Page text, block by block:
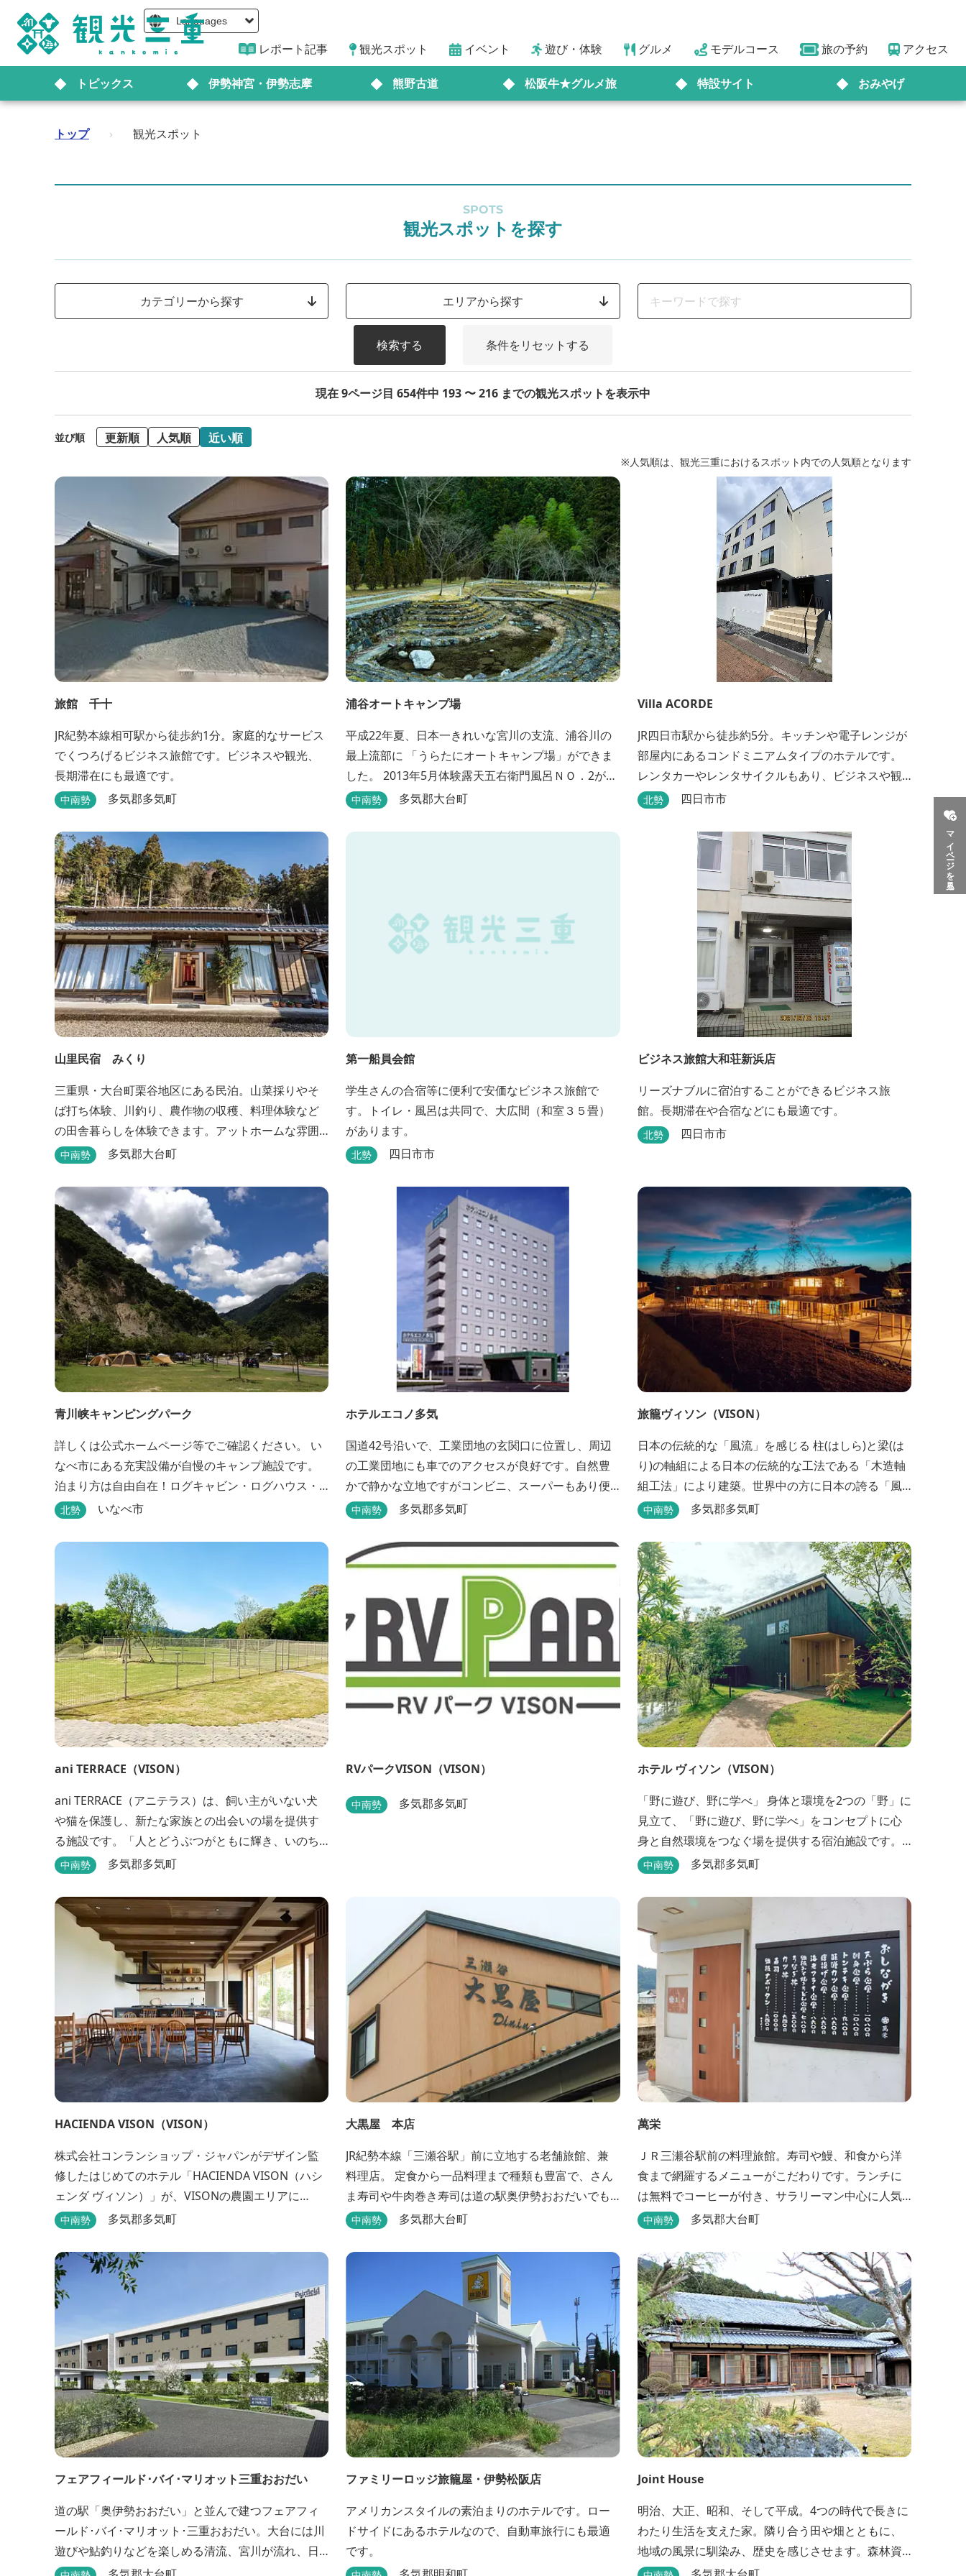
Languages
レポート記事 観光スポット イベント 遊び・体験 グルメ モデルコース 旅の予約 アクセス
トピックス 伊勢神宮・伊勢志摩 熊野古道 松阪牛★グルメ旅 特設サイト おみやげ
マイページを見る
トップ › 観光スポット
SPOTS
観光スポットを探す
カテゴリーから探す エリアから探す
検索する 条件をリセットする
現在 9ページ目 654件中 193 〜 216 までの観光スポットを表示中
並び順 更新順 人気順 近い順
※人気順は、観光三重におけるスポット内での人気順となります
旅館 千十
JR紀勢本線相可駅から徒歩約1分。家庭的なサービス
でくつろげるビジネス旅館です。ビジネスや観光、
長期滞在にも最適です。
中南勢 多気郡多気町
浦谷オートキャンプ場
平成22年夏、日本一きれいな宮川の支流、浦谷川の
最上流部に 「うらたにオートキャンプ場」ができま
した。 2013年5月体験露天五右衛門風呂ＮＯ．2が完
成しました。親子4人が入れる大きさです。中には腰
ます。ひのきの香り漂う特製五右衛門風呂を自分で
中南勢 多気郡大台町
Villa ACORDE
JR四日市駅から徒歩約5分。キッチンや電子レンジが
部屋内にあるコンドミニアムタイプのホテルです。
レンタカーやレンタサイクルもあり、ビジネスや観
光にも最適です。
北勢 四日市市
山里民宿 みくり
三重県・大台町栗谷地区にある民泊。山菜採りやそ
ば打ち体験、川釣り、農作物の収穫、料理体験など
の田舎暮らしを体験できます。アットホームな雰囲
気が大好評。 ビオトープや、五右衛門風呂も楽しめ
っ暗。都会には無い闇の中を飛び交うヒメホタル・
ヘイケボタルを観賞したり、星空を眺めたり・・・
初夏の早朝には「アカショウビン」の美しい声を聞
く事ができた...
中南勢 多気郡大台町
第一船員会館
学生さんの合宿等に便利で安価なビジネス旅館で
す。トイレ・風呂は共同で、大広間（和室３５畳）
があります。
北勢 四日市市
ビジネス旅館大和荘新浜店
リーズナブルに宿泊することができるビジネス旅
館。長期滞在や合宿などにも最適です。
北勢 四日市市
青川峡キャンピングパーク
詳しくは公式ホームページ等でご確認ください。 い
なべ市にある充実設備が自慢のキャンプ施設です。
泊まり方は自由自在！ログキャビン・ログハウス・
コテージ・テントなど自由なキャンプスタイルが楽
で、雨や風の日も快適にバーベキューをお楽しみい
ただけます。日帰り利用、団体利用可能。 青少年向
けの屋外キャンプ施設、かもしかキャンプフィール
ドもございま...
北勢 いなべ市
ホテルエコノ多気
国道42号沿いで、工業団地の玄関口に位置し、周辺
の工業団地にも車でのアクセスが良好です。自然豊
かで静かな立地ですがコンビニ、スーパーもあり便
利にご利用できます。無料朝食(セルフサービス)、大
中南勢 多気郡多気町
旅籠ヴィソン（VISON）
日本の伝統的な「風流」を感じる 柱(はしら)と梁(は
り)の軸組による日本の伝統的な工法である「木造軸
組工法」により建築。世界中の方に日本の誇る「風
流」を体験して頂けるよう窓際など細かいディテー
階に入居するテナントプロデュースにより洗練され
た世界観を各客室でお楽しみいただけ...
中南勢 多気郡多気町
ani TERRACE（VISON）
ani TERRACE（アニテラス）は、飼い主がいない犬
や猫を保護し、新たな家族との出会いの場を提供す
る施設です。「人とどうぶつがともに輝き、いのち
を照らす」をコンセプトに、ペット保険事業を行う
は、飼い主様と一緒にVISONへ訪れたペットを一時
的にお預かりするペットホテルをご用意しているほ
か、広々...
中南勢 多気郡多気町
RVパークVISON（VISON）
中南勢 多気郡多気町
ホテル ヴィソン（VISON）
「野に遊び、野に学べ」 身体と環境を2つの「野」に
見立て、「野に遊び、野に学べ」をコンセプトに心
身と自然環境をつなぐ場を提供する宿泊施設です。 5
タイプの客室全155室からなるホテル棟と、プライベ
います。
中南勢 多気郡多気町
HACIENDA VISON（VISON）
株式会社コンランショップ・ジャパンがデザイン監
修したはじめてのホテル「HACIENDA VISON（ハシ
ェンダ ヴィソン）」が、VISONの農園エリアに
8/1(木)オープン。 VISONでも最も緑豊かな農園エリ
の“HACIENDA”は、スペイン語で荘園の主の館を...
中南勢 多気郡多気町
大黒屋 本店
JR紀勢本線「三瀬谷駅」前に立地する老舗旅館、兼
料理店。 定食から一品料理まで種類も豊富で、さん
ま寿司や牛肉巻き寿司は道の駅奥伊勢おおだいでも
販売されており、人気が高い。
中南勢 多気郡大台町
萬栄
ＪＲ三瀬谷駅前の料理旅館。寿司や鰻、和食から洋
食まで網羅するメニューがこだわりです。ランチに
は無料でコーヒーが付き、サラリーマン中心に人気
です。 駅から1分！好立地 1925年（大正14年）に開
立地の場所にあり、大変便利です。 部屋数は11室、
大広間が2部屋。少人数から団体のお客様まで幅広く
ご利用いただけます。 人気の定食は品数...
中南勢 多気郡大台町
フェアフィールド･バイ･マリオット三重おおだい
道の駅「奥伊勢おおだい」と並んで建つフェアフィ
ールド･バイ･マリオット･三重おおだい。大台には川
遊びや鮎釣りなどを楽しめる清流、宮川が流れ、日
本屈指の峡谷コースである大杉谷登山道や、登山初
ファミリーロッジ旅籠屋・伊勢松阪店
アメリカンスタイルの素泊まりのホテルです。ロー
ドサイドにあるホテルなので、自動車旅行にも最適
です。
Joint House
明治、大正、昭和、そして平成。4つの時代で長きに
わたり生活を支えた家。隣り合う田や畑とともに、
地域の風景に馴染み、歴史を感じさせます。森林資
源を中心としたこの土地ならではの多様な自然環境